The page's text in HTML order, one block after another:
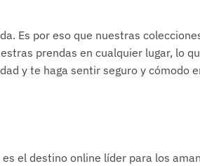
Es por eso que nuestras
prendas en cualquier lugar, lo
y te haga sentir seguro y cómodo
el destino online líder para los